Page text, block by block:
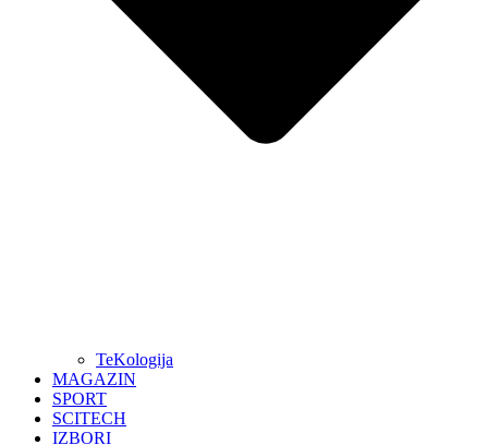
TeKologija
MAGAZIN
SPORT
SCITECH
IZBORI